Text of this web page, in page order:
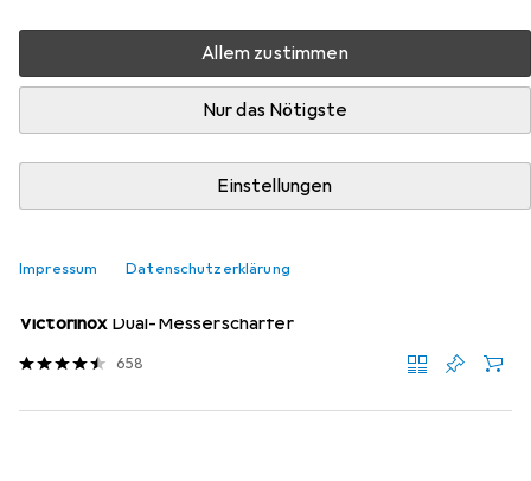
Allem zustimmen
Nur das Nötigste
Einstellungen
Impressum Datenschutzerklärung
Relevanz
Produktliste
Messerschärfer
Victorinox Dual-Messerschärfer
658